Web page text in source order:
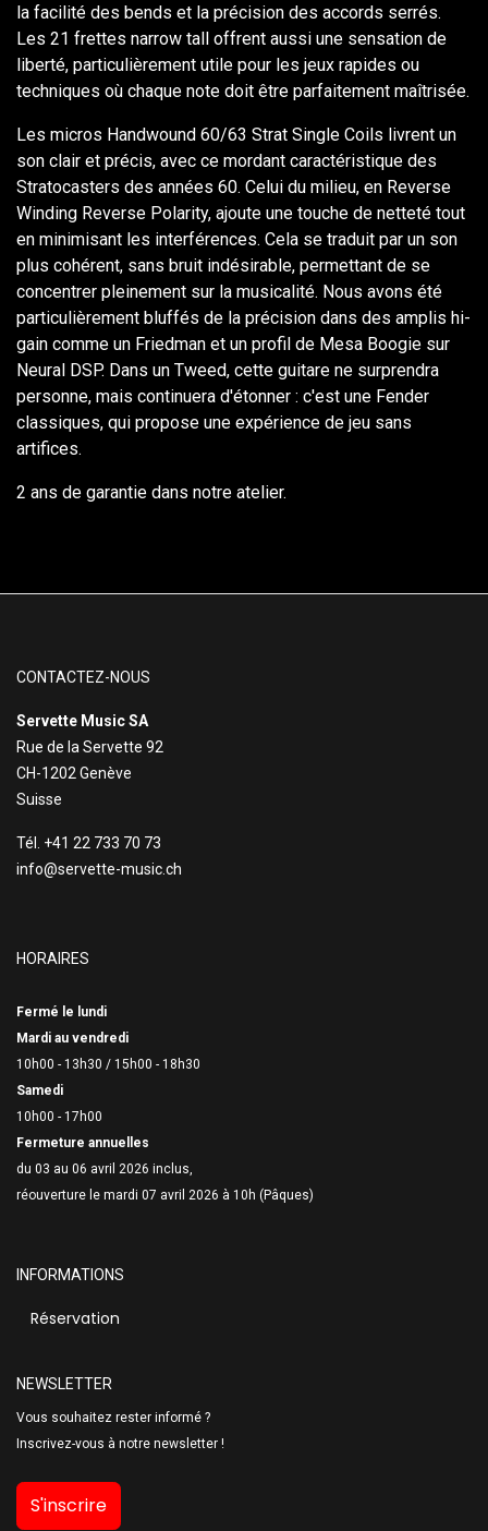
la facilité des bends et la précision des accords serrés.
Les 21 frettes narrow tall offrent aussi une sensation de
liberté, particulièrement utile pour les jeux rapides ou
techniques où chaque note doit être parfaitement maîtrisée.
Les micros Handwound 60/63 Strat Single Coils livrent un
son clair et précis, avec ce mordant caractéristique des
Stratocasters des années 60. Celui du milieu, en Reverse
Winding Reverse Polarity, ajoute une touche de netteté tout
en minimisant les interférences. Cela se traduit par un son
plus cohérent, sans bruit indésirable, permettant de se
concentrer pleinement sur la musicalité. Nous avons été
particulièrement bluffés de la précision dans des amplis hi-
gain comme un Friedman et un profil de Mesa Boogie sur
Neural DSP. Dans un Tweed, cette guitare ne surprendra
personne, mais continuera d'étonner : c'est une Fender
classiques, qui propose une expérience de jeu sans
artifices.
2 ans de garantie dans notre atelier.
CONTACTEZ-NOUS
Servette Music SA
Rue de la Servette 92
CH-1202 Genève
Suisse
Tél. +41 22 733 70 73
info@servette-music.ch
HORAIRES
Fermé le lundi
Mardi au vendredi
10h00 - 13h30 / 15h00 - 18h30
Samedi
10h00 - 17h00
Fermeture annuelles
du 03 au 06 avril 2026 inclus,
réouverture le mardi 07 avril 2026 à 10h (Pâques)
INFORMATIONS
Réservation
NEWSLETTER
Vous souhaitez rester informé ?
Inscrivez-vous à notre newsletter !
S'inscrire